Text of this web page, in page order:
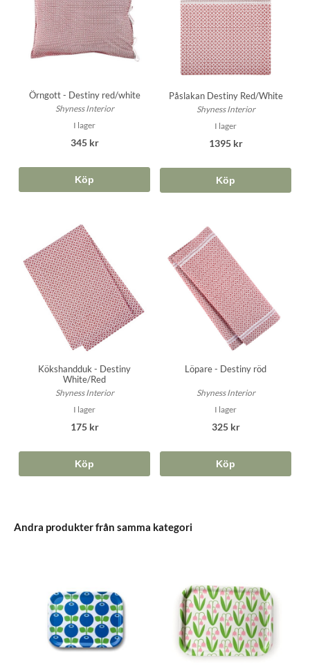
Örngott - Destiny red/white
Shyness Interior
I lager
345 kr
Köp
Påslakan Destiny Red/White
Shyness Interior
I lager
1395 kr
Köp
Kökshandduk - Destiny
White/Red
Shyness Interior
I lager
175 kr
Köp
Löpare - Destiny röd
Shyness Interior
I lager
325 kr
Köp
Andra produkter från samma kategori